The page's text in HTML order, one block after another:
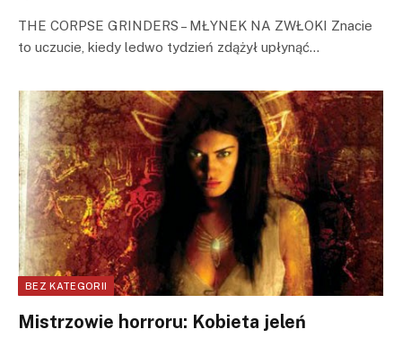
THE CORPSE GRINDERS – MŁYNEK NA ZWŁOKI Znacie
to uczucie, kiedy ledwo tydzień zdążył upłynąć…
BEZ KATEGORII
Mistrzowie horroru: Kobieta jeleń